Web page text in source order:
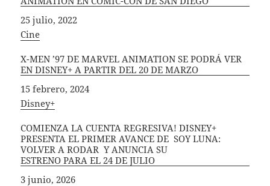
Fecha
25 julio, 2022
In relation to
Cine
X-MEN ’97 DE MARVEL ANIMATION SE PODRÁ VER
EN DISNEY+ A PARTIR DEL 20 DE MARZO
Fecha
15 febrero, 2024
In relation to
Disney+
COMIENZA LA CUENTA REGRESIVA! DISNEY+
PRESENTA EL PRIMER AVANCE DE SOY LUNA:
VOLVER A RODAR Y ANUNCIA SU
ESTRENO PARA EL 24 DE JULIO
Fecha
3 junio, 2026